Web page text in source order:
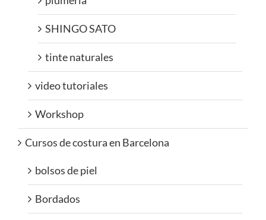
SHINGO SATO
tinte naturales
video tutoriales
Workshop
Cursos de costura en Barcelona
bolsos de piel
Bordados